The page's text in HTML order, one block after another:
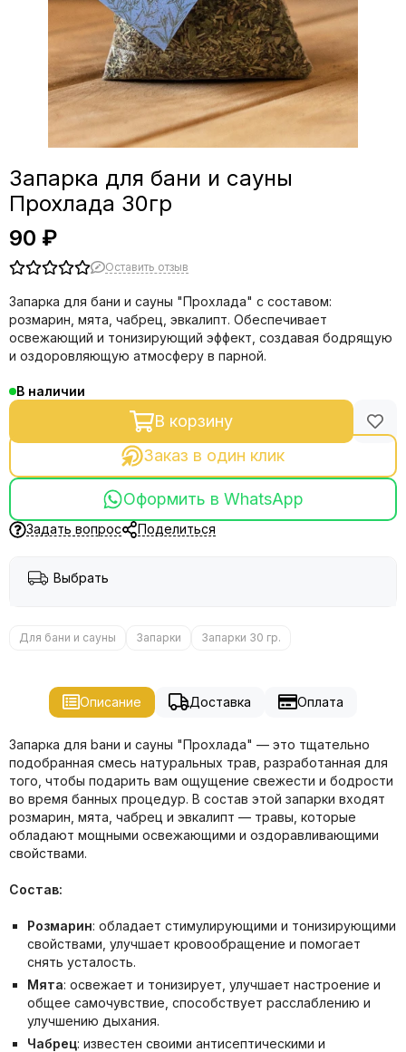
Запарка для бани и сауны
Прохлада 30гр
90 ₽
Оставить отзыв
Запарка для бани и сауны "Прохлада" с составом:
розмарин, мята, чабрец, эвкалипт. Обеспечивает
освежающий и тонизирующий эффект, создавая бодрящую
и оздоровляющую атмосферу в парной.
В наличии
В корзину
Заказ в один клик
Оформить в WhatsApp
Задать вопрос Поделиться
Выбрать
Для бани и сауны Запарки Запарки 30 гр.
Описание Доставка Оплата
Запарка для bани и сауны "Прохлада" — это тщательно
подобранная смесь натуральных трав, разработанная для
того, чтобы подарить вам ощущение свежести и бодрости
во время банных процедур. В состав этой запарки входят
розмарин, мята, чабрец и эвкалипт — травы, которые
обладают мощными освежающими и оздоравливающими
свойствами.
Состав:
Розмарин: обладает стимулирующими и тонизирующими
свойствами, улучшает кровообращение и помогает
снять усталость.
Мята: освежает и тонизирует, улучшает настроение и
общее самочувствие, способствует расслаблению и
улучшению дыхания.
Чабрец: известен своими антисептическими и